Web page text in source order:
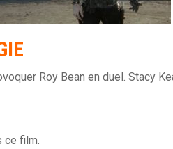
Roy Bean en duel. Stacy
ce film.